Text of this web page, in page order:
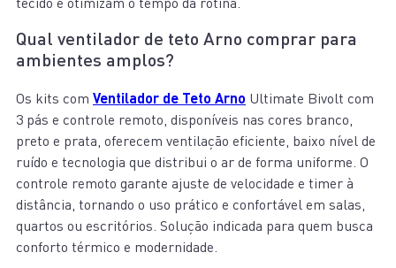
Qual ventilador de teto Arno comprar para
ambientes amplos?
Os kits com Ventilador de Teto Arno Ultimate Bivolt com
3 pás e controle remoto, disponíveis nas cores branco,
preto e prata, oferecem ventilação eficiente, baixo nível de
ruído e tecnologia que distribui o ar de forma uniforme. O
controle remoto garante ajuste de velocidade e timer à
distância, tornando o uso prático e confortável em salas,
quartos ou escritórios. Solução indicada para quem busca
conforto térmico e modernidade.